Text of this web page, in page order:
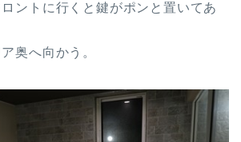
ントに行くと鍵がポンと置いてあ
奥へ向かう。